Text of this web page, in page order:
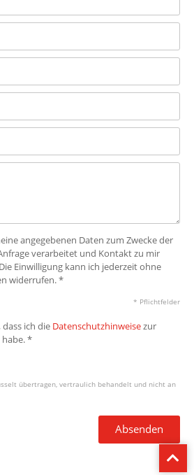
angegebenen Daten zum Zwecke der
verarbeitet und Kontakt zu mir
Einwilligung kann ich jederzeit ohne
widerrufen. *
* Pflichtfelder
ich die Datenschutzhinweisezur
*
übertragen, vertraulich behandelt und nicht an
Absenden